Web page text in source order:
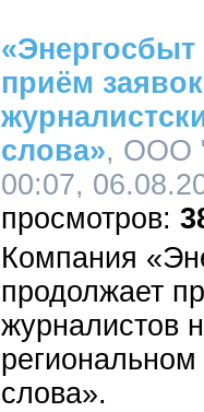
приём
слова», ООО
00:07,
Компания
продолжает
журналистов
слова».